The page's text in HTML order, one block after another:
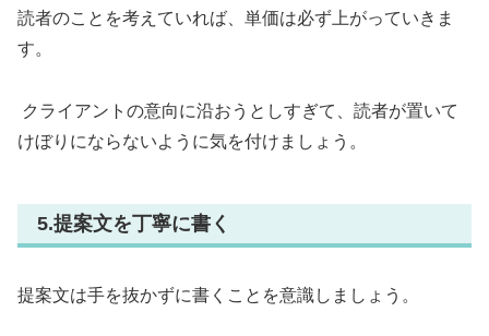
読者のことを考えていれば、単価は必ず上がっていきま
す。
クライアントの意向に沿おうとしすぎて、読者が置いて
けぼりにならないように気を付けましょう。
5.提案文を丁寧に書く
提案文は手を抜かずに書くことを意識しましょう。